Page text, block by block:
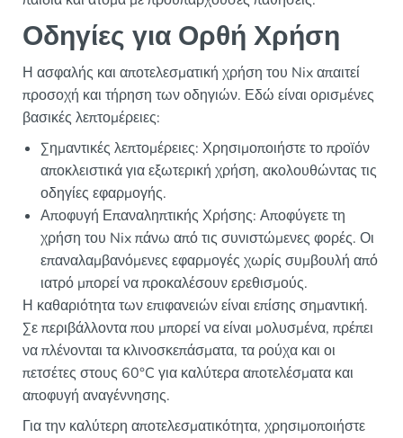
Οδηγίες για Ορθή Χρήση
Η ασφαλής και αποτελεσματική χρήση του Nix απαιτεί
προσοχή και τήρηση των οδηγιών. Εδώ είναι ορισμένες
βασικές λεπτομέρειες:
Σημαντικές λεπτομέρειες: Χρησιμοποιήστε το προϊόν
αποκλειστικά για εξωτερική χρήση, ακολουθώντας τις
οδηγίες εφαρμογής.
Αποφυγή Επαναληπτικής Χρήσης: Αποφύγετε τη
χρήση του Nix πάνω από τις συνιστώμενες φορές. Οι
επαναλαμβανόμενες εφαρμογές χωρίς συμβουλή από
ιατρό μπορεί να προκαλέσουν ερεθισμούς.
Η καθαριότητα των επιφανειών είναι επίσης σημαντική.
Σε περιβάλλοντα που μπορεί να είναι μολυσμένα, πρέπει
να πλένονται τα κλινοσκεπάσματα, τα ρούχα και οι
πετσέτες στους 60°C για καλύτερα αποτελέσματα και
αποφυγή αναγέννησης.
Για την καλύτερη αποτελεσματικότητα, χρησιμοποιήστε